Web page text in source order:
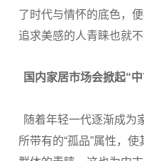
了时代与情怀的底色，
追求美感的人青睐也就不
国内家居市场会掀起“中
随着年轻一代逐渐成为
所带有的“孤品”属性，